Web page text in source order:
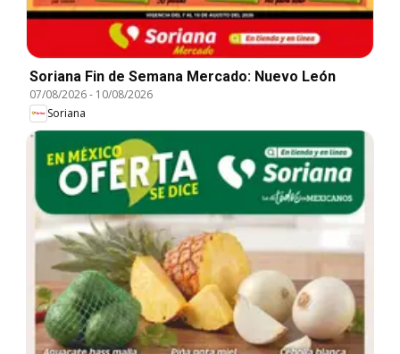
Soriana Fin de Semana Mercado: Nuevo León
07/08/2026- 10/08/2026
Soriana